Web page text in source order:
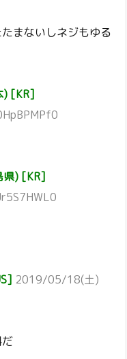
まないしネジもゆる
) [KR]
県) [KR]
2019/05/18(土)